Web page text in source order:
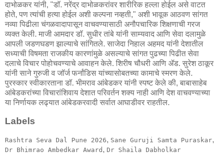
दाभोळकर यांनी, "डॉ. नरेंद्र दाभोळकरांवर शारीरिक हल्ला होईल असे वाटत
होते, पण त्यांची हत्या होईल अशी कल्पना नव्हती," अशी भावूक आठवण सांगत
नव्या पिढीला चंगळवादापासून वाचवण्यासाठी अनौपचारिक शिक्षणाची गरज
व्यक्त केली. माजी आमदार डॉ. सुधीर तांबे यांनी साम्यवाद आणि सेवा दलामुळे
आपली जडणघडण झाल्याचे सांगितले. साजेदा निहाल अहमद यांनी देशातील
सध्याची विषमता राजकीय कारणांमुळे असल्याचे सांगत पुढच्या पिढीत सेवा
दलाचे विचार पोहोचवण्याचे आवाहन केले. शिरीष चौधरी आणि ॲड. सुरेश ठाकूर
यांनी साने गुरुजी व जॉर्ज फर्नांडिस यांच्यासोबतच्या कामाचे स्मरण केले.
पुरस्कार स्वीकारताना डॉ. भीमराव आंबेडकर यांनी स्पष्ट केले की, बाबासाहेब
आंबेडकरांच्या विचारांशिवाय देशात परिवर्तन शक्य नाही आणि देश वाचवण्याच्या
या निर्णायक लढ्यात आंबेडकरवादी सर्वात आघाडीवर राहतील.
Labels
Rashtra Seva Dal Pune 2026, Sane Guruji Samta Puraskar,
Dr Bhimrao Ambedkar Award , Dr Shaila Dabholkar